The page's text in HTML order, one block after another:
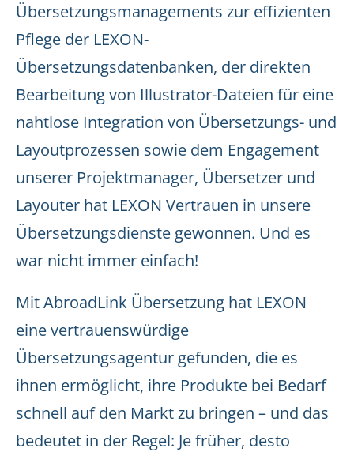
Übersetzungsmanagements zur effizienten
Pflege der LEXON-
Übersetzungsdatenbanken, der direkten
Bearbeitung von Illustrator-Dateien für eine
nahtlose Integration von Übersetzungs- und
Layoutprozessen sowie dem Engagement
unserer Projektmanager, Übersetzer und
Layouter hat LEXON Vertrauen in unsere
Übersetzungsdienste gewonnen. Und es
war nicht immer einfach!
Mit AbroadLink Übersetzung hat LEXON
eine vertrauenswürdige
Übersetzungsagentur gefunden, die es
ihnen ermöglicht, ihre Produkte bei Bedarf
schnell auf den Markt zu bringen – und das
bedeutet in der Regel: Je früher, desto